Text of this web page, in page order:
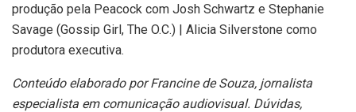
produção pela Peacock com Josh Schwartz e Stephanie
Savage (Gossip Girl, The O.C.) | Alicia Silverstone como
produtora executiva.
Conteúdo elaborado por Francine de Souza, jornalista
especialista em comunicação audiovisual. Dúvidas,